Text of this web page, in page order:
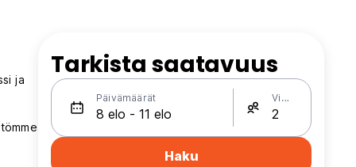
ja Tarkista saatavuus
Päivämäärät Vieraat
Haku